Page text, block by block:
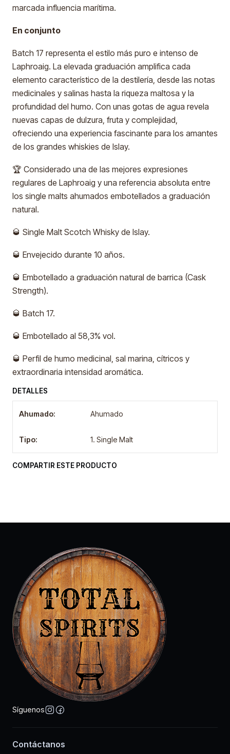
marcada influencia marítima.
En conjunto
Batch 17 representa el estilo más puro e intenso de
Laphroaig. La elevada graduación amplifica cada
elemento característico de la destilería, desde las notas
medicinales y salinas hasta la riqueza maltosa y la
profundidad del humo. Con unas gotas de agua revela
nuevas capas de dulzura, fruta y complejidad,
ofreciendo una experiencia fascinante para los amantes
de los grandes whiskies de Islay.
🏆 Considerado una de las mejores expresiones
regulares de Laphroaig y una referencia absoluta entre
los single malts ahumados embotellados a graduación
natural.
🥃 Single Malt Scotch Whisky de Islay.
🥃 Envejecido durante 10 años.
🥃 Embotellado a graduación natural de barrica (Cask
Strength).
🥃 Batch 17.
🥃 Embotellado al 58,3% vol.
🥃 Perfil de humo medicinal, sal marina, cítricos y
extraordinaria intensidad aromática.
DETALLES
Ahumado: Ahumado
Tipo: 1. Single Malt
COMPARTIR ESTE PRODUCTO
Síguenos
Contáctanos